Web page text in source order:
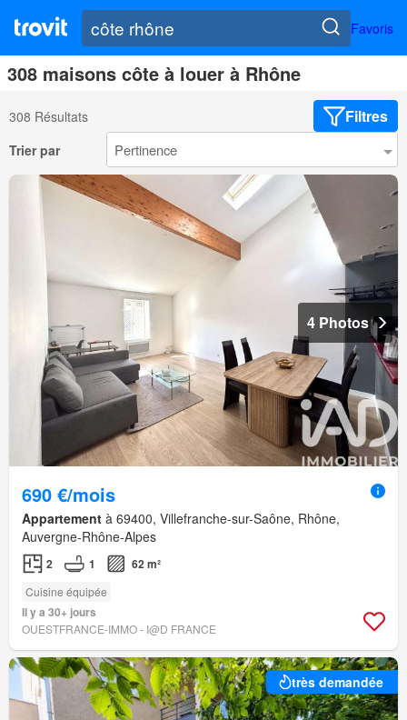
Favoris
308 maisons côte à louer à Rhône
308 Résultats Filtres
Trier par
4 Photos
690 €/mois
Appartement à 69400, Villefranche-sur-Saône, Rhône,
Auvergne-Rhône-Alpes
2 1 62 m²
Cuisine équipée
Il y a 30+ jours
OUESTFRANCE-IMMO - I@D FRANCE
très demandée